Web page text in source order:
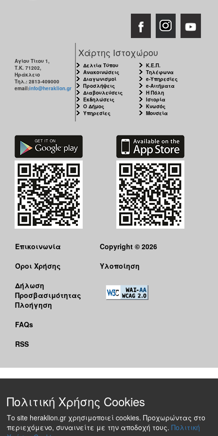
Αγίου Τίτου 1,
Τ.Κ. 71202,
Ηράκλειο
Τηλ.: 2813-409000
email:info@heraklion.gr
Χάρτης Ιστοχώρου
Δελτία Τύπου
Ανακοινώσεις
Διαγωνισμοί
Προσλήψεις
Διαβουλεύσεις
Εκδηλώσεις
Ο Δήμος
Υπηρεσίες
Κ.Ε.Π.
Τηλέφωνα
e-Υπηρεσίες
e-Αιτήματα
Η Πόλη
Ιστορία
Κνωσός
Μουσεία
Επικοινωνία
Όροι Χρήσης
Δήλωση
Προσβασιμότητας
Πλοήγηση
FAQs
RSS
Copyright © 2026
Υλοποίηση
Πολιτική Χρήσης Cookies
Το site heraklion.gr χρησιμοποιεί cookies. Προχωρώντας στο
περιεχόμενο, συναινείτε με την αποδοχή τους. Πολιτική